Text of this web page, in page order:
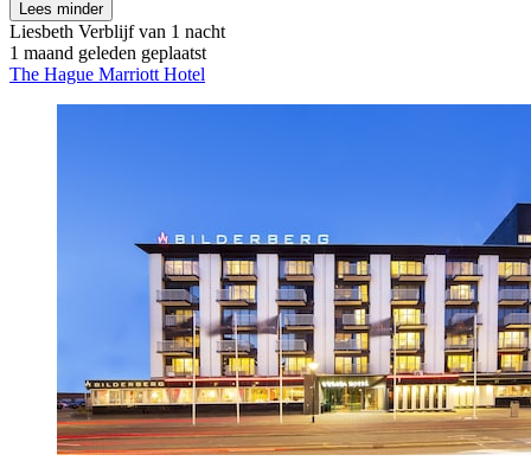
Lees minder
Liesbeth Verblijf van 1 nacht
1 maand geleden geplaatst
The Hague Marriott Hotel